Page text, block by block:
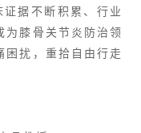
证据不断积累、行业
为膝骨关节炎防治领
困扰，重拾自由行走